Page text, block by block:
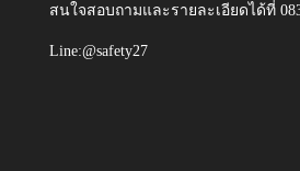
สนใจสอบถามและรายละเอียดได้ที่
Line:@safety27